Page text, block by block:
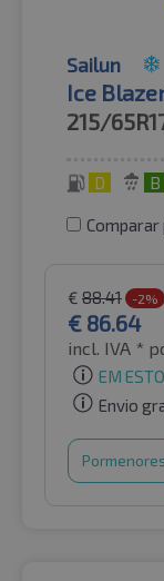
Sailun
Ice
215/
D B
Comparar
€ 88.41 -2%
€ 86.64
incl. IVA *
EM
Envio